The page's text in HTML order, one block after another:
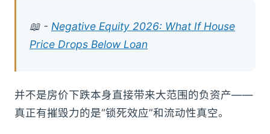
📖 - Negative Equity 2026: What If House
Price Drops Below Loan
并不是房价下跌本身直接带来大范围的负资产——
真正有摧毁力的是“锁死效应”和流动性真空。